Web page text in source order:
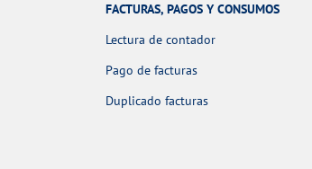
FACTURAS, PAGOS Y CONSUMOS
Lectura de contador
Pago de facturas
Duplicado facturas